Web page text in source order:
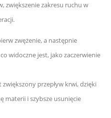
zwiększenie zakresu ruchu w
zwężenie, a następnie
widoczne jest, jako zaczerwienie
przepływ krwi, dzięki
materii i szybsze usunięcie